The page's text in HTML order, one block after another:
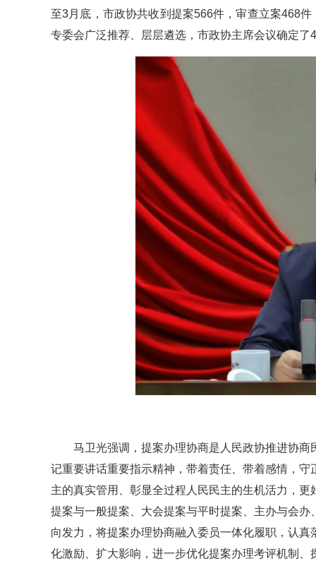
至3月底，市政协共收到提案566件，审查立案468
专委会广泛推荐、层层遴选，市政协主席会议确定了
马卫光强调，提案办理协商是人民政协推进协
记重要讲话重要指示精神，带着责任、带着感情，
主的真实管用、彰显全过程人民民主的生机活力，
提案与一般提案、大会提案与平时提案、主办与会
向发力，将提案办理协商融入委员一体化履职，认
化激励、扩大影响，进一步优化提案办理考评机制